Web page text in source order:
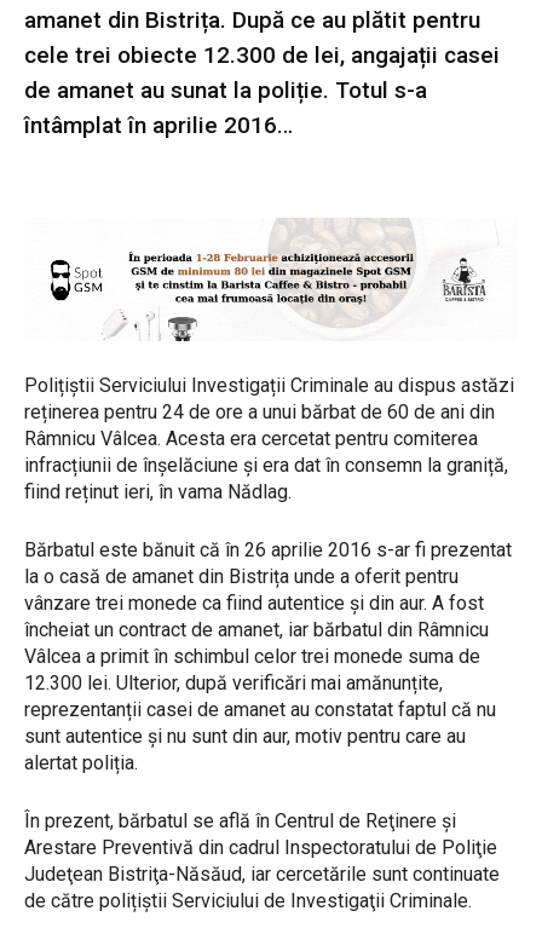
amanet din Bistrița. După ce au plătit pentru
cele trei obiecte 12.300 de lei, angajații casei
de amanet au sunat la poliție. Totul s-a
întâmplat în aprilie 2016…
Polițiștii Serviciului Investigații Criminale au dispus astăzi
reținerea pentru 24 de ore a unui bărbat de 60 de ani din
Râmnicu Vâlcea. Acesta era cercetat pentru comiterea
infracțiunii de înșelăciune și era dat în consemn la graniță,
fiind reținut ieri, în vama Nădlag.
Bărbatul este bănuit că în 26 aprilie 2016 s-ar fi prezentat
la o casă de amanet din Bistrița unde a oferit pentru
vânzare trei monede ca fiind autentice și din aur. A fost
încheiat un contract de amanet, iar bărbatul din Râmnicu
Vâlcea a primit în schimbul celor trei monede suma de
12.300 lei. Ulterior, după verificări mai amănunțite,
reprezentanții casei de amanet au constatat faptul că nu
sunt autentice și nu sunt din aur, motiv pentru care au
alertat poliția.
În prezent, bărbatul se află în Centrul de Reţinere şi
Arestare Preventivă din cadrul Inspectoratului de Poliţie
Judeţean Bistriţa-Năsăud, iar cercetările sunt continuate
de către polițiștii Serviciului de Investigaţii Criminale.